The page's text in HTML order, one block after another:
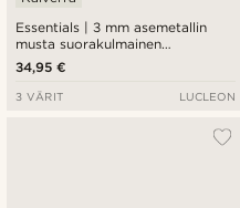
Essentials | 3 mm asemetallin
musta suorakulmainen
venetsiaketjurannekoru
34,95 €
3 VÄRIT LUCLEON